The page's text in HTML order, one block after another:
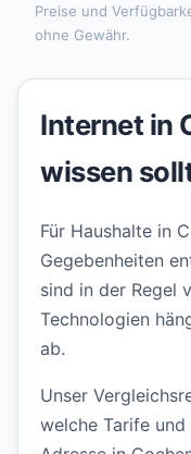
Preise und
ohne Gewähr.
Internet in
wissen
Für Haushalte in
Gegebenheiten
sind in der Regel
Technologien
ab.
Unser
welche Tarife und